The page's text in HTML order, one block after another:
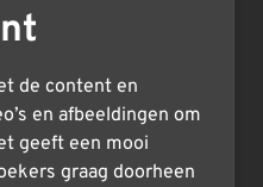
de content en
en afbeeldingen om
geeft een mooi
graag doorheen